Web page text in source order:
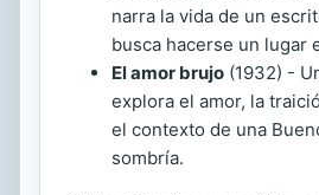
narra la vida de un
busca hacerse un lugar
El amor brujo (1932) -
explora el amor, la
el contexto de una
sombría.